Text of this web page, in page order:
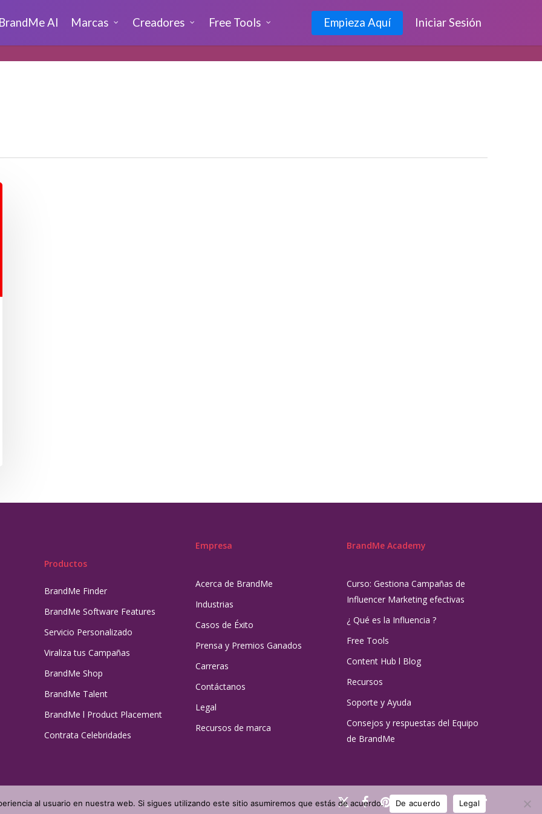
BrandMe AI Marcas Creadores Free Tools Empieza Aquí Iniciar Sesión
Productos
BrandMe Finder
BrandMe Software Features
Servicio Personalizado
Viraliza tus Campañas
BrandMe Shop
BrandMe Talent
BrandMe l Product Placement
Contrata Celebridades
Empresa
Acerca de BrandMe
Industrias
Casos de Éxito
Prensa y Premios Ganados
Carreras
Contáctanos
Legal
Recursos de marca
BrandMe Academy
Curso: Gestiona Campañas de
Influencer Marketing efectivas
¿ Qué es la Influencia ?
Free Tools
Content Hub l Blog
Recursos
Soporte y Ayuda
Consejos y respuestas del Equipo
de BrandMe
x-
facebookpinterestlinkedinyoutube instagram
tiktok
al usuario en nuestra web. Si sigues utilizando este sitio asumiremos que estás de acuerdo. De acuerdo Legal